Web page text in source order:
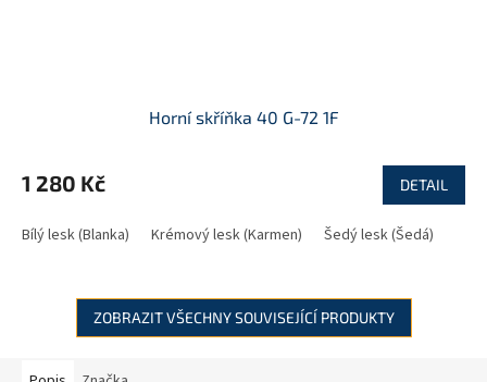
Horní skříňka 40 G-72 1F
1 280 Kč DETAIL
Bílý lesk (Blanka) Krémový lesk (Karmen) Šedý lesk (Šedá)
ZOBRAZIT VŠECHNY SOUVISEJÍCÍ PRODUKTY